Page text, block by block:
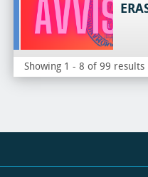
Showing 1 - 8 of 99 results